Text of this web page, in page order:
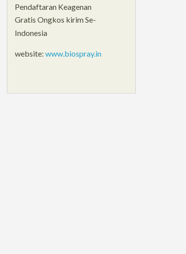
Pendaftaran Keagenan
Gratis Ongkos kirim Se-
Indonesia
website: www.biospray.in